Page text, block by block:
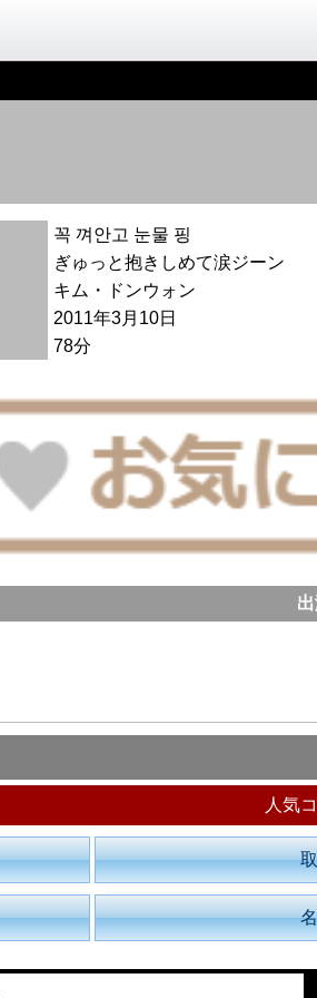
꼭 껴안고 눈물 핑
ぎゅっと抱きしめて涙ジーン
キム・ドンウォン
2011年3月10日
78分
人気